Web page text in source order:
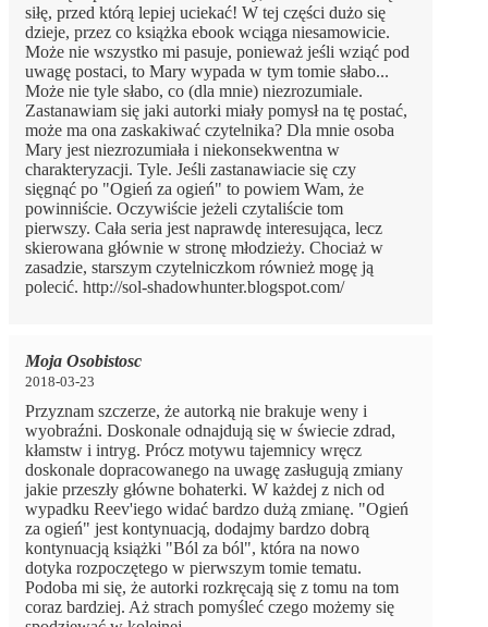
siłę, przed którą lepiej uciekać! W tej części dużo się
dzieje, przez co książka ebook wciąga niesamowicie.
Może nie wszystko mi pasuje, ponieważ jeśli wziąć pod
uwagę postaci, to Mary wypada w tym tomie słabo...
Może nie tyle słabo, co (dla mnie) niezrozumiale.
Zastanawiam się jaki autorki miały pomysł na tę postać,
może ma ona zaskakiwać czytelnika? Dla mnie osoba
Mary jest niezrozumiała i niekonsekwentna w
charakteryzacji. Tyle. Jeśli zastanawiacie się czy
sięgnąć po "Ogień za ogień" to powiem Wam, że
powinniście. Oczywiście jeżeli czytaliście tom
pierwszy. Cała seria jest naprawdę interesująca, lecz
skierowana głównie w stronę młodzieży. Chociaż w
zasadzie, starszym czytelniczkom również mogę ją
polecić. http://sol-shadowhunter.blogspot.com/
Moja Osobistosc
2018-03-23
Przyznam szczerze, że autorką nie brakuje weny i
wyobraźni. Doskonale odnajdują się w świecie zdrad,
kłamstw i intryg. Prócz motywu tajemnicy wręcz
doskonale dopracowanego na uwagę zasługują zmiany
jakie przeszły główne bohaterki. W każdej z nich od
wypadku Reev'iego widać bardzo dużą zmianę. "Ogień
za ogień" jest kontynuacją, dodajmy bardzo dobrą
kontynuacją książki "Ból za ból", która na nowo
dotyka rozpoczętego w pierwszym tomie tematu.
Podoba mi się, że autorki rozkręcają się z tomu na tom
coraz bardziej. Aż strach pomyśleć czego możemy się